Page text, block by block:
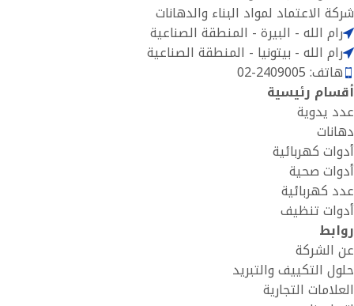
شركة الاعتماد لمواد البناء والدهانات
رام الله - البيرة - المنطقة الصناعية
رام الله - بيتونيا - المنطقة الصناعية
هاتف: 2409005-02
أقسام رئيسية
عدد يدوية
دهانات
أدوات كهربائية
أدوات صحية
عدد كهربائية
أدوات تنظيف
روابط
عن الشركة
حلول التكييف والتبريد
العلامات التجارية